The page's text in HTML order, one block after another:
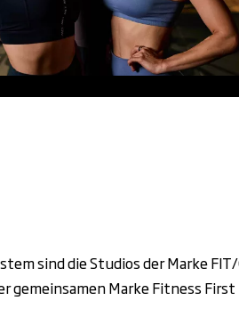
sind die Studios der Marke
gemeinsamen Marke Fitness First